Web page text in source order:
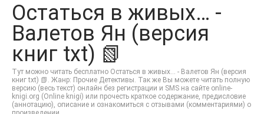
ЗАКЛАДКИ
Остаться в живых… -
Валетов Ян (версия
книг txt) 📗
Тут можно читать бесплатно Остаться в живых… - Валетов Ян (версия
книг txt) 📗. Жанр: Прочие Детективы. Так же Вы можете читать полную
версию (весь текст) онлайн без регистрации и SMS на сайте online-
knigi.org (Online knigi) или прочесть краткое содержание, предисловие
(аннотацию), описание и ознакомиться с отзывами (комментариями) о